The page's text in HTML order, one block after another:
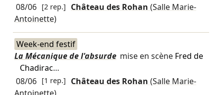
08/06 [2 rep.] Château des Rohan(Salle Marie-
Antoinette)
Week-end festif
La Mécanique de l'absurde mise en scène Fred de
Chadirac…
08/06 [1 rep.] Château des Rohan(Salle Marie-